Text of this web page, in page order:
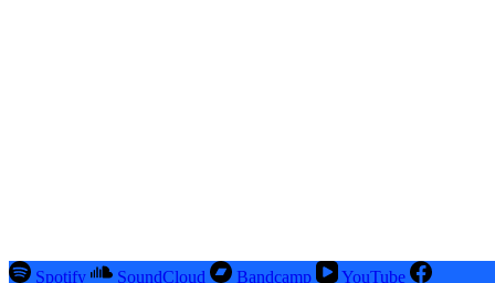
Spotify SoundCloud Bandcamp YouTube